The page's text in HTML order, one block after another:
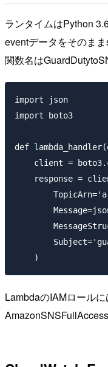
ランタイムはPython
eventデータをそのま
関数名は
import json
import boto3
def
client =
response =
LambdaのIAMロールに